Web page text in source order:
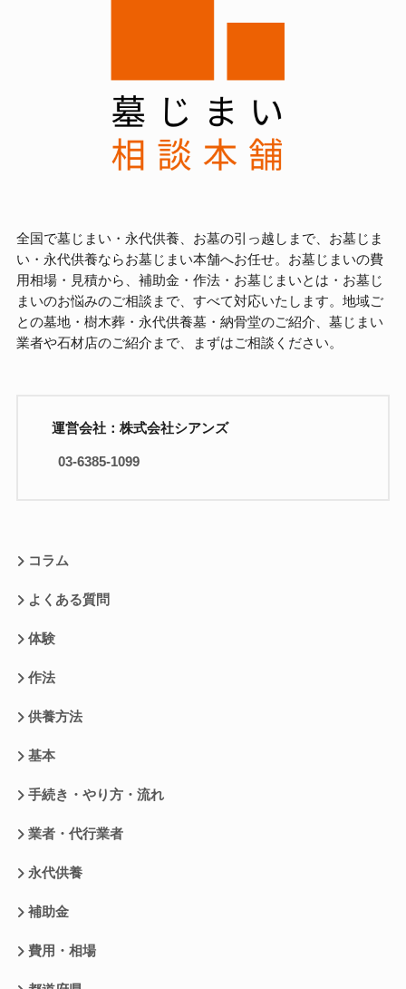
全国で墓じまい・永代供養、お墓の引っ越しまで、お墓じま
い・永代供養ならお墓じまい本舗へお任せ。お墓じまいの費
用相場・見積から、補助金・作法・お墓じまいとは・お墓じ
まいのお悩みのご相談まで、すべて対応いたします。地域ご
との墓地・樹木葬・永代供養墓・納骨堂のご紹介、墓じまい
業者や石材店のご紹介まで、まずはご相談ください。
運営会社：株式会社シアンズ
03-6385-1099
コラム
よくある質問
体験
作法
供養方法
基本
手続き・やり方・流れ
業者・代行業者
永代供養
補助金
費用・相場